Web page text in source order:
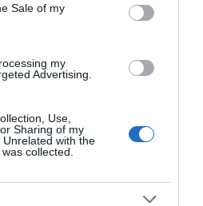
Sale of my
my
Advertising.
Use,
Sharing of my
with the
collected.